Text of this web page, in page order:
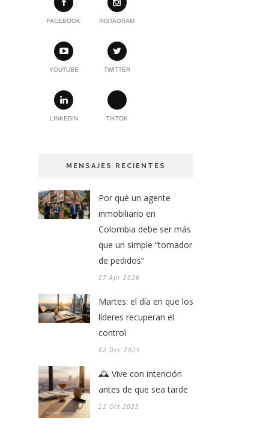
FACEBOOK INSTAGRAM
YOUTUBE TWITTER
LINKEDIN TIKTOK
MENSAJES RECIENTES
Por qué un agente
inmobiliario en
Colombia debe ser más
que un simple “tomador
de pedidos”
07 Apr 2026
Martes: el día en que los
líderes recuperan el
control
02 Dec 2025
🕰️ Vive con intención
antes de que sea tarde
22 Oct 2025